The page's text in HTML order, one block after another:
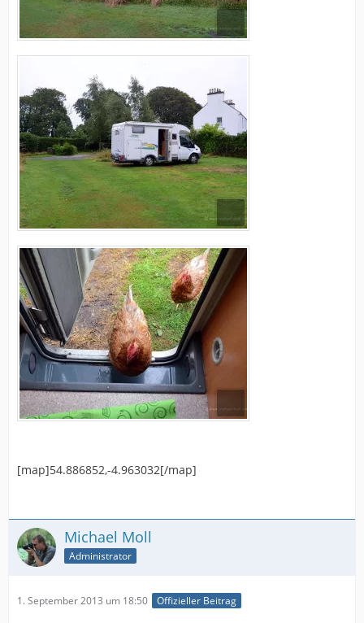
[map]54.886852,-4.963032[/map]
Michael Moll
Administrator
1. September 2013 um 18:50 Offizieller Beitrag